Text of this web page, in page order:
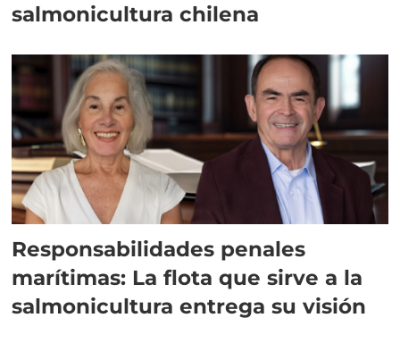
salmonicultura chilena
Responsabilidades penales
marítimas: La flota que sirve a la
salmonicultura entrega su visión